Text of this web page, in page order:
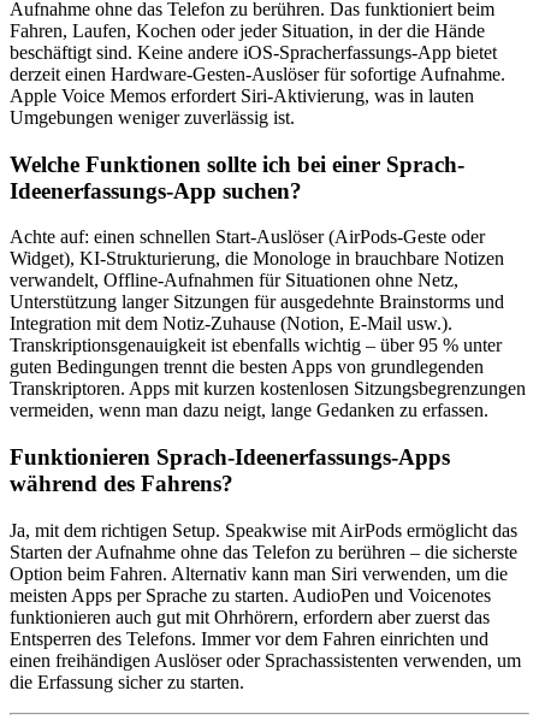
Aufnahme ohne das Telefon zu berühren. Das funktioniert beim
Fahren, Laufen, Kochen oder jeder Situation, in der die Hände
beschäftigt sind. Keine andere iOS-Spracherfassungs-App bietet
derzeit einen Hardware-Gesten-Auslöser für sofortige Aufnahme.
Apple Voice Memos erfordert Siri-Aktivierung, was in lauten
Umgebungen weniger zuverlässig ist.
Welche Funktionen sollte ich bei einer Sprach-
Ideenerfassungs-App suchen?
Achte auf: einen schnellen Start-Auslöser (AirPods-Geste oder
Widget), KI-Strukturierung, die Monologe in brauchbare Notizen
verwandelt, Offline-Aufnahmen für Situationen ohne Netz,
Unterstützung langer Sitzungen für ausgedehnte Brainstorms und
Integration mit dem Notiz-Zuhause (Notion, E-Mail usw.).
Transkriptionsgenauigkeit ist ebenfalls wichtig – über 95 % unter
guten Bedingungen trennt die besten Apps von grundlegenden
Transkriptoren. Apps mit kurzen kostenlosen Sitzungsbegrenzungen
vermeiden, wenn man dazu neigt, lange Gedanken zu erfassen.
Funktionieren Sprach-Ideenerfassungs-Apps
während des Fahrens?
Ja, mit dem richtigen Setup. Speakwise mit AirPods ermöglicht das
Starten der Aufnahme ohne das Telefon zu berühren – die sicherste
Option beim Fahren. Alternativ kann man Siri verwenden, um die
meisten Apps per Sprache zu starten. AudioPen und Voicenotes
funktionieren auch gut mit Ohrhörern, erfordern aber zuerst das
Entsperren des Telefons. Immer vor dem Fahren einrichten und
einen freihändigen Auslöser oder Sprachassistenten verwenden, um
die Erfassung sicher zu starten.